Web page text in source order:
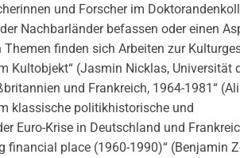
und Forscher im
Nachbarländer befassen oder einen
finden sich Arbeiten zur
Kultobjekt“ (Jasmin Nicklas, Universität
und Frankreich, 1964-1981“
klassische politikhistorische und
Euro-Krise in Deutschland und
financial place (1960-1990)“ (Benjamin